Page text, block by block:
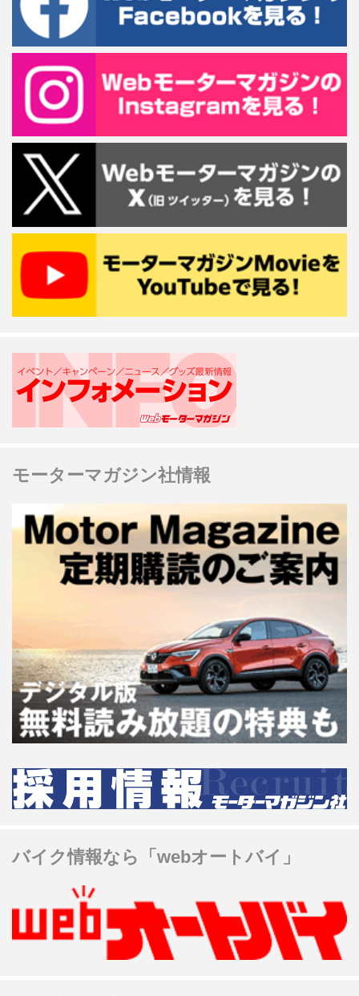
モーターマガジン社情報
バイク情報なら「webオートバイ」